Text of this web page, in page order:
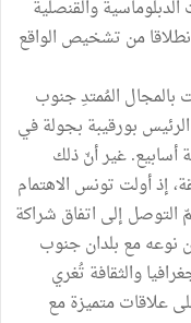
والقنصلية
من تشخيص الواقع
بالمجال المُمتدِ جنوب
بورقيبة بجولة في
أسابيع. غير أنّ ذلك
إذ أولت تونس الاهتمام
التوصل إلى اتفاق شراكة
وكان الأوّل من نوعه مع بلدان جنوب
والثقافة تُغري
علاقات متميزة مع